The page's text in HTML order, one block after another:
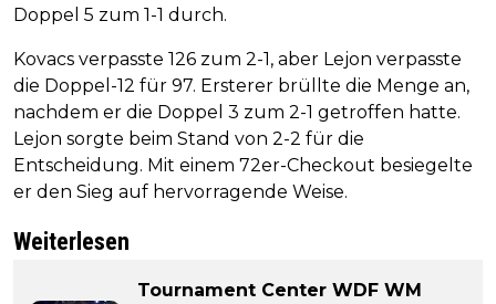
Doppel 5 zum 1-1 durch.
Kovacs verpasste 126 zum 2-1, aber Lejon verpasste
die Doppel-12 für 97. Ersterer brüllte die Menge an,
nachdem er die Doppel 3 zum 2-1 getroffen hatte.
Lejon sorgte beim Stand von 2-2 für die
Entscheidung. Mit einem 72er-Checkout besiegelte
er den Sieg auf hervorragende Weise.
Weiterlesen
Tournament Center WDF WM